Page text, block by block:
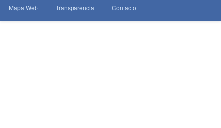
Mapa Web Transparencia Contacto